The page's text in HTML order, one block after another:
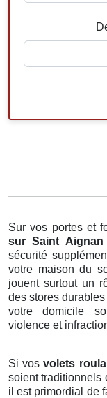
Sur vos portes et
sur Saint
sécurité
votre maison du
jouent surtout un
des stores
votre domicile
violence et
Si vosvolets
soient traditionnels
il est primordial de